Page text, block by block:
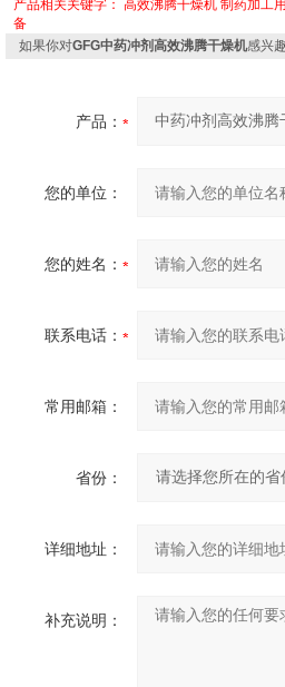
产品相关关键字： 高效沸腾干燥机 制药加工
备
如果你对GFG中药冲剂高效沸腾干燥机感兴
产品：
您的单位：
您的姓名：
联系电话：
常用邮箱：
省份：
详细地址：
补充说明：